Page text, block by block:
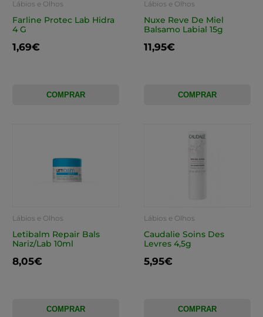
Lábios e Olhos
Farline Protec Lab Hidra
4 G
1,69€
COMPRAR
Lábios e Olhos
Nuxe Reve De Miel
Balsamo Labial 15g
11,95€
COMPRAR
Lábios e Olhos
Letibalm Repair Bals
Nariz/Lab 10ml
8,05€
COMPRAR
Lábios e Olhos
Caudalie Soins Des
Levres 4,5g
5,95€
COMPRAR